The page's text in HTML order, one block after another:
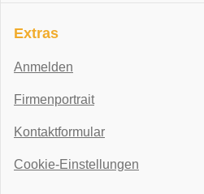
Extras
Anmelden
Firmenportrait
Kontaktformular
Cookie-Einstellungen